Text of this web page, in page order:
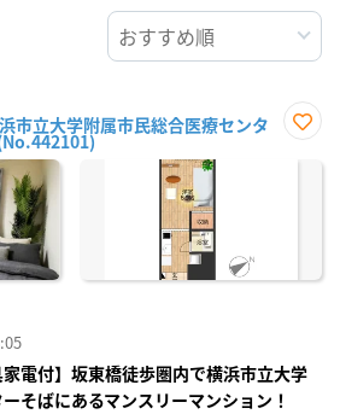
市立大学附属市民総合医療センタ
に入
家電付】坂東橋徒歩圏内で横浜市立大学
そばにあるマンスリーマンション！